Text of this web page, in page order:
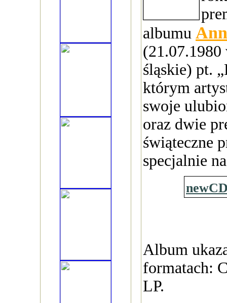
albumu
śląskie) pt.
którym
swoje
oraz dwie
świąteczne
specjalnie
Album
formatach:
LP.